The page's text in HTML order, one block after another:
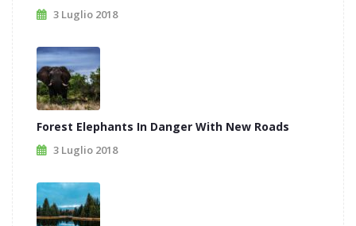
3 Luglio 2018
Forest Elephants In Danger With New Roads
3 Luglio 2018